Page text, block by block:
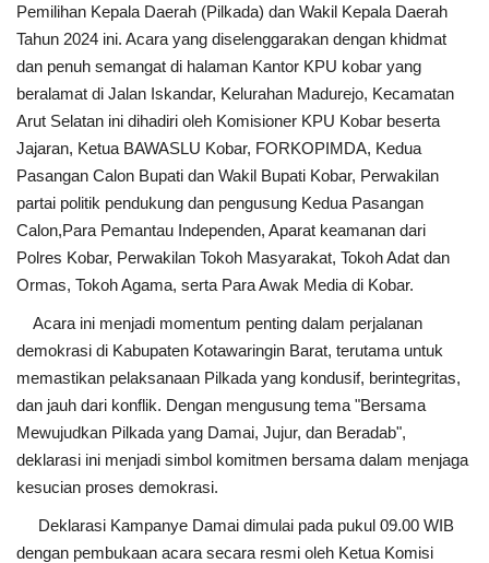
Pemilihan Kepala Daerah (Pilkada) dan Wakil Kepala Daerah
Tahun 2024 ini. Acara yang diselenggarakan dengan khidmat
dan penuh semangat di halaman Kantor KPU kobar yang
beralamat di Jalan Iskandar, Kelurahan Madurejo, Kecamatan
Arut Selatan ini dihadiri oleh Komisioner KPU Kobar beserta
Jajaran, Ketua BAWASLU Kobar, FORKOPIMDA, Kedua
Pasangan Calon Bupati dan Wakil Bupati Kobar, Perwakilan
partai politik pendukung dan pengusung Kedua Pasangan
Calon,Para Pemantau Independen, Aparat keamanan dari
Polres Kobar, Perwakilan Tokoh Masyarakat, Tokoh Adat dan
Ormas, Tokoh Agama, serta Para Awak Media di Kobar.
Acara ini menjadi momentum penting dalam perjalanan
demokrasi di Kabupaten Kotawaringin Barat, terutama untuk
memastikan pelaksanaan Pilkada yang kondusif, berintegritas,
dan jauh dari konflik. Dengan mengusung tema "Bersama
Mewujudkan Pilkada yang Damai, Jujur, dan Beradab",
deklarasi ini menjadi simbol komitmen bersama dalam menjaga
kesucian proses demokrasi.
Deklarasi Kampanye Damai dimulai pada pukul 09.00 WIB
dengan pembukaan acara secara resmi oleh Ketua Komisi